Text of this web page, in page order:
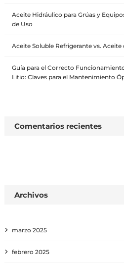
Aceite Hidráulico para Grúas y
de Uso
Aceite Soluble Refrigerante vs. Aceite
Guía para el Correcto
Litio: Claves para el Mantenimiento
Comentarios recientes
Archivos
marzo 2025
febrero 2025